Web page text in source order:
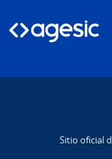
Sitio oficial